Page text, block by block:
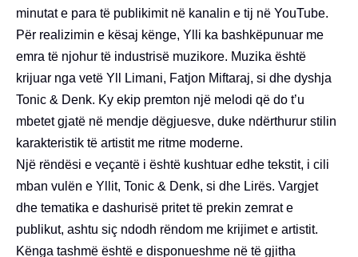
minutat e para të publikimit në kanalin e tij në YouTube.
Për realizimin e kësaj kënge, Ylli ka bashkëpunuar me
emra të njohur të industrisë muzikore. Muzika është
krijuar nga vetë Yll Limani, Fatjon Miftaraj, si dhe dyshja
Tonic & Denk. Ky ekip premton një melodi që do t’u
mbetet gjatë në mendje dëgjuesve, duke ndërthurur stilin
karakteristik të artistit me ritme moderne.
Një rëndësi e veçantë i është kushtuar edhe tekstit, i cili
mban vulën e Yllit, Tonic & Denk, si dhe Lirës. Vargjet
dhe tematika e dashurisë pritet të prekin zemrat e
publikut, ashtu siç ndodh rëndom me krijimet e artistit.
Kënga tashmë është e disponueshme në të gjitha